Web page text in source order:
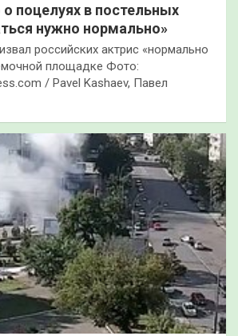
поцелуях в постельных
нужно нормально»
российских актрис «нормально
площадке Фото:
/ Pavel Kashaev, Павел